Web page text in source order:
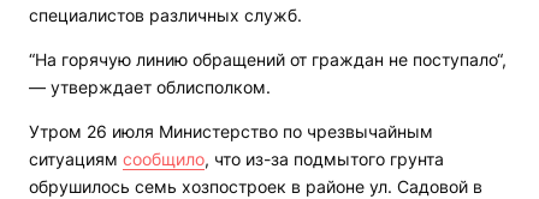
специалистов различных служб.
“На горячую линию обращений от граждан не поступало“,
— утверждает облисполком.
Утром 26 июля Министерство по чрезвычайным
ситуациям сообщило, что из-за подмытого грунта
обрушилось семь хозпостроек в районе ул. Садовой в